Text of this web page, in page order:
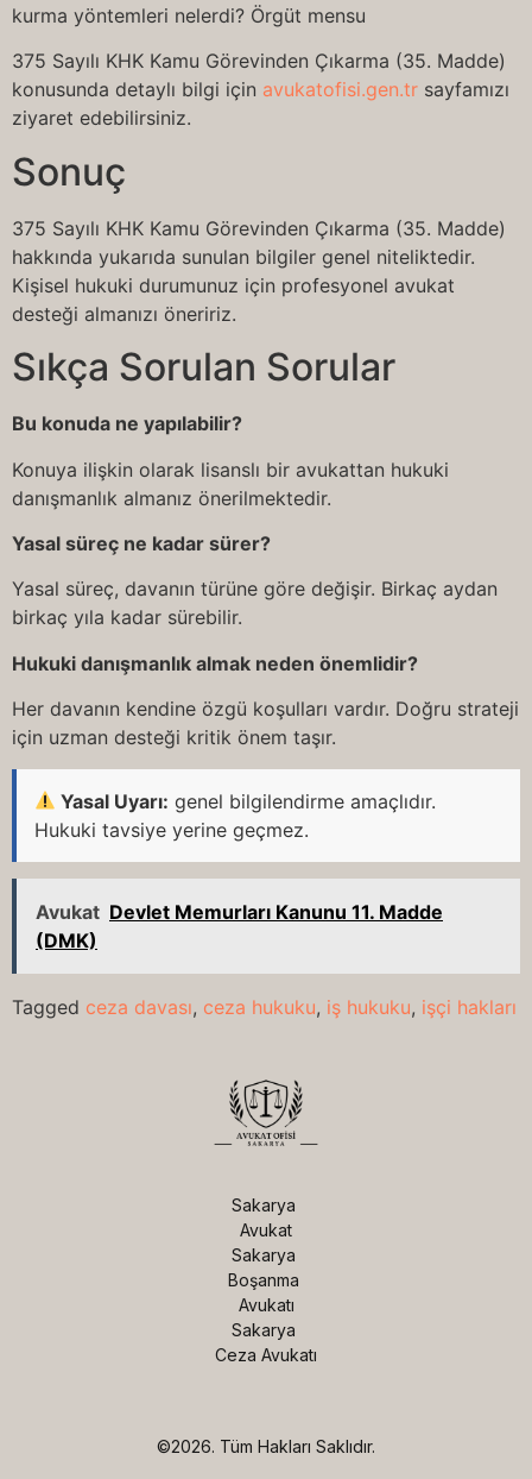
kurma yöntemleri nelerdi? Örgüt mensu
375 Sayılı KHK Kamu Görevinden Çıkarma (35. Madde)
konusunda detaylı bilgi için avukatofisi.gen.tr sayfamızı
ziyaret edebilirsiniz.
Sonuç
375 Sayılı KHK Kamu Görevinden Çıkarma (35. Madde)
hakkında yukarıda sunulan bilgiler genel niteliktedir.
Kişisel hukuki durumunuz için profesyonel avukat
desteği almanızı öneririz.
Sıkça Sorulan Sorular
Bu konuda ne yapılabilir?
Konuya ilişkin olarak lisanslı bir avukattan hukuki
danışmanlık almanız önerilmektedir.
Yasal süreç ne kadar sürer?
Yasal süreç, davanın türüne göre değişir. Birkaç aydan
birkaç yıla kadar sürebilir.
Hukuki danışmanlık almak neden önemlidir?
Her davanın kendine özgü koşulları vardır. Doğru strateji
için uzman desteği kritik önem taşır.
Yasal Uyarı: genel bilgilendirme amaçlıdır.
Hukuki tavsiye yerine geçmez.
Avukat Devlet Memurları Kanunu 11. Madde
(DMK)
Tagged ceza davası, ceza hukuku, iş hukuku, işçi hakları
Sakarya
Avukat
Sakarya
Boşanma
Avukatı
Sakarya
Ceza Avukatı
©2026. Tüm Hakları Saklıdır.